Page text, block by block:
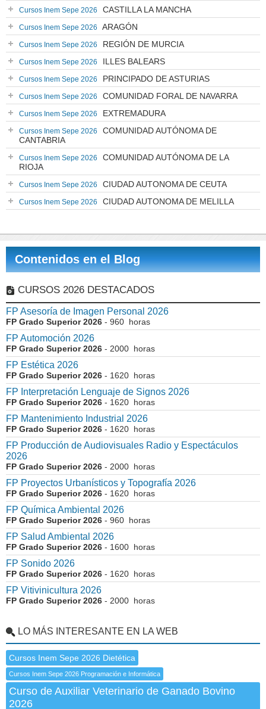
Cursos Inem Sepe 2026 CASTILLA LA MANCHA
Cursos Inem Sepe 2026 ARAGÓN
Cursos Inem Sepe 2026 REGIÓN DE MURCIA
Cursos Inem Sepe 2026 ILLES BALEARS
Cursos Inem Sepe 2026 PRINCIPADO DE ASTURIAS
Cursos Inem Sepe 2026 COMUNIDAD FORAL DE NAVARRA
Cursos Inem Sepe 2026 EXTREMADURA
Cursos Inem Sepe 2026
COMUNIDAD AUTÓNOMA DE
CANTABRIA
Cursos Inem Sepe 2026
COMUNIDAD AUTÓNOMA DE LA
RIOJA
Cursos Inem Sepe 2026 CIUDAD AUTONOMA DE CEUTA
Cursos Inem Sepe 2026 CIUDAD AUTONOMA DE MELILLA
Contenidos en el Blog
CURSOS 2026 DESTACADOS
FP Asesoría de Imagen Personal 2026
FP Grado Superior 2026 - 960 horas
FP Automoción 2026
FP Grado Superior 2026 - 2000 horas
FP Estética 2026
FP Grado Superior 2026 - 1620 horas
FP Interpretación Lenguaje de Signos 2026
FP Grado Superior 2026 - 1620 horas
FP Mantenimiento Industrial 2026
FP Grado Superior 2026 - 1620 horas
FP Producción de Audiovisuales Radio y Espectáculos
2026
FP Grado Superior 2026 - 2000 horas
FP Proyectos Urbanísticos y Topografía 2026
FP Grado Superior 2026 - 1620 horas
FP Química Ambiental 2026
FP Grado Superior 2026 - 960 horas
FP Salud Ambiental 2026
FP Grado Superior 2026 - 1600 horas
FP Sonido 2026
FP Grado Superior 2026 - 1620 horas
FP Vitivinicultura 2026
FP Grado Superior 2026 - 2000 horas
LO MÁS INTERESANTE EN LA WEB
Cursos Inem Sepe 2026 Dietética
Cursos Inem Sepe 2026 Programación e Informática
Curso de Auxiliar Veterinario de Ganado Bovino
2026